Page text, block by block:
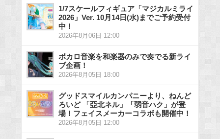
1/7スケールフィギュア「マジカルミライ
2026」Ver. 10月14日(水)までご予約受付
中！
2026年8月06日 12:00
ボカロ音楽を和楽器のみで奏でる新ライ
ブ企画！
2026年8月05日 18:00
グッドスマイルカンパニーより、ねんど
ろいど 「亞北ネル」「弱音ハク」が登
場！フェイスメーカーコラボも開催中！
2026年8月05日 12:00